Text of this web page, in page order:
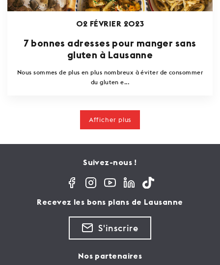
02 FÉVRIER 2023
7 bonnes adresses pour manger sans
gluten à Lausanne
Nous sommes de plus en plus nombreux à éviter de consommer
du gluten e...
Afficher plus
Suivez-nous !
Recevez les bons plans de Lausanne
S'inscrire
Nos partenaires